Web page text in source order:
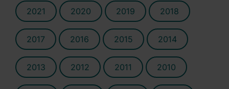
2021 2020 2019 2018
2017 2016 2015 2014
2013 2012 2011 2010